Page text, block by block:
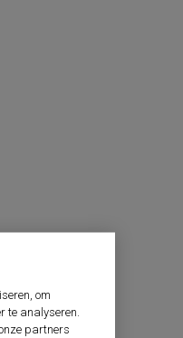
om
te analyseren.
partners